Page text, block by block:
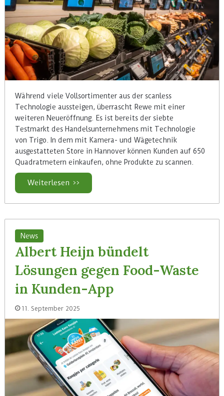
Während viele Vollsortimenter aus der scanless
Technologie aussteigen, überrascht Rewe mit einer
weiteren Neueröffnung. Es ist bereits der siebte
Testmarkt des Handelsunternehmens mit Technologie
von Trigo. In dem mit Kamera- und Wägetechnik
ausgestatteten Store in Hannover können Kunden auf 650
Quadratmetern einkaufen, ohne Produkte zu scannen.
Weiterlesen >>
News
Albert Heijn bündelt
Lösungen gegen Food-Waste
in Kunden-App
11. September 2025